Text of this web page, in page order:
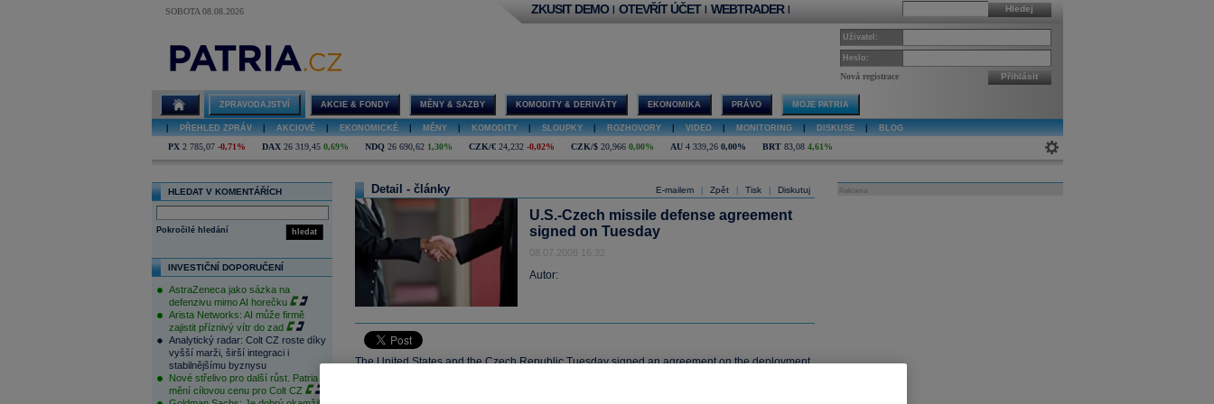
SOBOTA 08.08.2026 Hledej
ZKUSIT DEMO | OTEVŘÍT ÚČET | WEBTRADER |
Uživatel:
Heslo:
Nová registrace Přihlásit
ZPRAVODAJSTVÍ AKCIE & FONDY MĚNY & SAZBY KOMODITY & DERIVÁTY EKONOMIKA PRÁVO MOJE PATRIA
PŘEHLED ZPRÁV AKCIOVÉ EKONOMICKÉ MĚNY KOMODITY SLOUPKY ROZHOVORY VIDEO MONITORING DISKUSE BLOG
PX 2 785,07 -0,71% DAX 26 319,45 0,69% NDQ 26 690,62 1,30% CZK/€ 24,232 -0,02% CZK/$ 20,966 0,00% AU 4 339,26 0,00% BRT 83,08 4,61%
HLEDAT V KOMENTÁŘÍCH
hledat
Pokročilé hledání
INVESTIČNÍ DOPORUČENÍ
AstraZeneca jako sázka na
defenzivu mimo AI horečku
Arista Networks: AI může firmě
zajistit příznivý vítr do zad
Analytický radar: Colt CZ roste díky
vyšší marži, širší integraci i
stabilnějšímu byznysu
Nové střelivo pro další růst. Patria
mění cílovou cenu pro Colt CZ
E-mailem Zpět Tisk Diskutuj
Detail - články
U.S.-Czech missile defense agreement
signed on Tuesday
08.07.2008 16:32
Autor:
The United States and the Czech Republic Tuesday signed an agreement on the deployment
Reklama